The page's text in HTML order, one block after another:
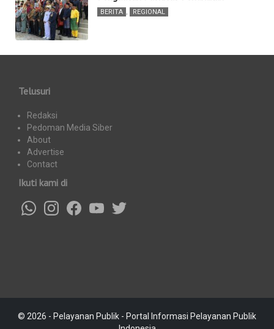
BERITA , REGIONAL
Telusuri
Redaksi
Pedoman Media Siber
About
Advertise
Contact
Ikuti kami di
© 2026 - Pelayanan Publik - Portal Informasi Pelayanan Publik